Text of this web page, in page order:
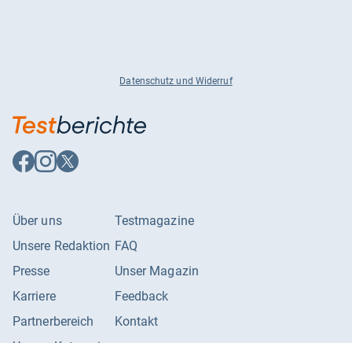
Datenschutz und Widerruf
Auf
Facebook
Auf
Instagram
Auf
X
Über uns
Unsere Redaktion
Presse
Karriere
Partnerbereich
Testmagazine
FAQ
Unser Magazin
Feedback
Kontakt